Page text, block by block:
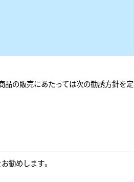
品の販売にあたっては次の勧誘方針を定
勧めします。